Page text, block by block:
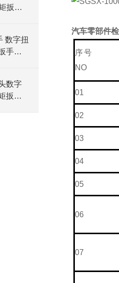
扳手
数字扭
手厂
数字
扳手
汽车零部件
序
NO
01
02
03
04
05
06
07